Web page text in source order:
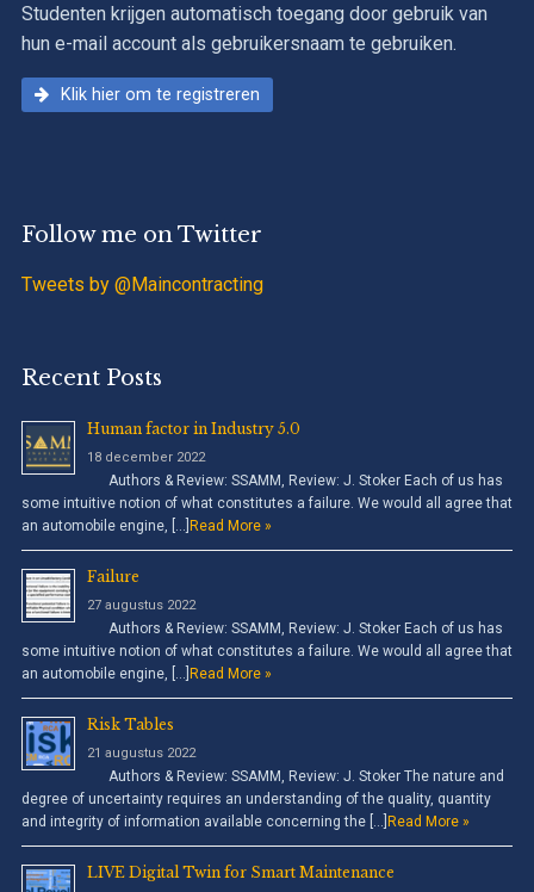
Studenten krijgen automatisch toegang door gebruik van
hun e-mail account als gebruikersnaam te gebruiken.
Klik hier om te registreren
Follow me on Twitter
Tweets by @Maincontracting
Recent Posts
Human factor in Industry 5.0
18 december 2022
Authors & Review: SSAMM, Review: J. Stoker Each of us has
some intuitive notion of what constitutes a failure. We would all agree that
an automobile engine, […] Read More »
Failure
27 augustus 2022
Authors & Review: SSAMM, Review: J. Stoker Each of us has
some intuitive notion of what constitutes a failure. We would all agree that
an automobile engine, […] Read More »
Risk Tables
21 augustus 2022
Authors & Review: SSAMM, Review: J. Stoker The nature and
degree of uncertainty requires an understanding of the quality, quantity
and integrity of information available concerning the […] Read More »
LIVE Digital Twin for Smart Maintenance